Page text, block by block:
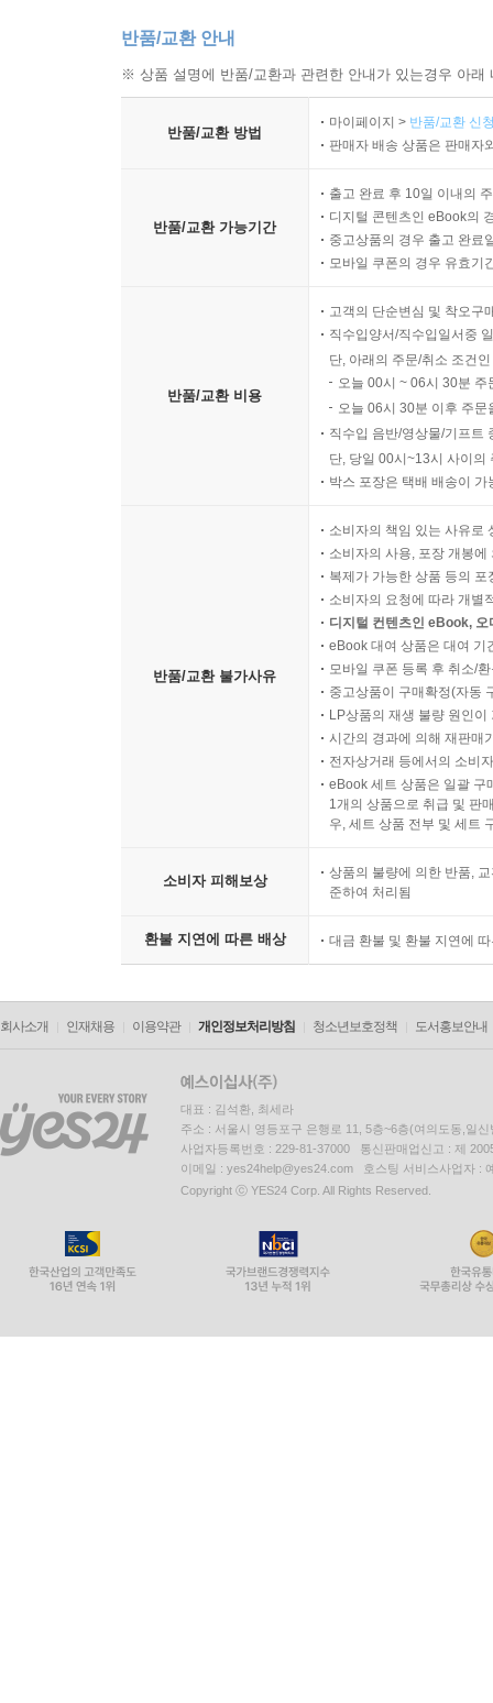
반품/교환 안내
※ 상품 설명에 반품/교환과 관련한 안내가 있는경우 아
반품/교환 방법
마이페이지 > 반품/교환 신
판매자 배송 상품은 판매자
반품/교환 가능기간
출고 완료 후 10일 이내의
디지털 콘텐츠인 eBook의
중고상품의 경우 출고 완료
모바일 쿠폰의 경우 유효기
반품/교환 비용
고객의 단순변심 및 착오구
직수입양서/직수입일서중
단, 아래의 주문/취소 조건
오늘 00시 ~ 06시 30분
오늘 06시 30분 이후 주
직수입 음반/영상물/기프트
단, 당일 00시~13시 사이의
박스 포장은 택배 배송이
반품/교환 불가사유
소비자의 책임 있는 사유로
소비자의 사용, 포장 개봉
복제가 가능한 상품 등의
소비자의 요청에 따라 개별
디지털 컨텐츠인 eBook,
eBook 대여 상품은 대여 기
모바일 쿠폰 등록 후 취소/
중고상품이 구매확정(자동
LP상품의 재생 불량 원인
시간의 경과에 의해 재판매
전자상거래 등에서의 소비
eBook 세트 상품은 일괄 구
1개의 상품으로 취급 및 판
우, 세트 상품 전부 및 세트
소비자 피해보상
상품의 불량에 의한 반품,
준하여 처리됨
환불 지연에 따른 배상 대금 환불 및 환불 지연에
회사소개 인재채용 이용약관 개인정보처리방침 청소년보호정책 도서홍보안내
대표 : 김석환, 최세라
주소 : 서울시 영등포구 은행로 11, 5층~6층(여의도동,일신
사업자등록번호 : 229-81-37000 통신판매업신고 : 제
이메일 : yes24help@yes24.com 호스팅 서비스사업자 :
Copyright ⓒ YES24 Corp. All Rights Reserved.